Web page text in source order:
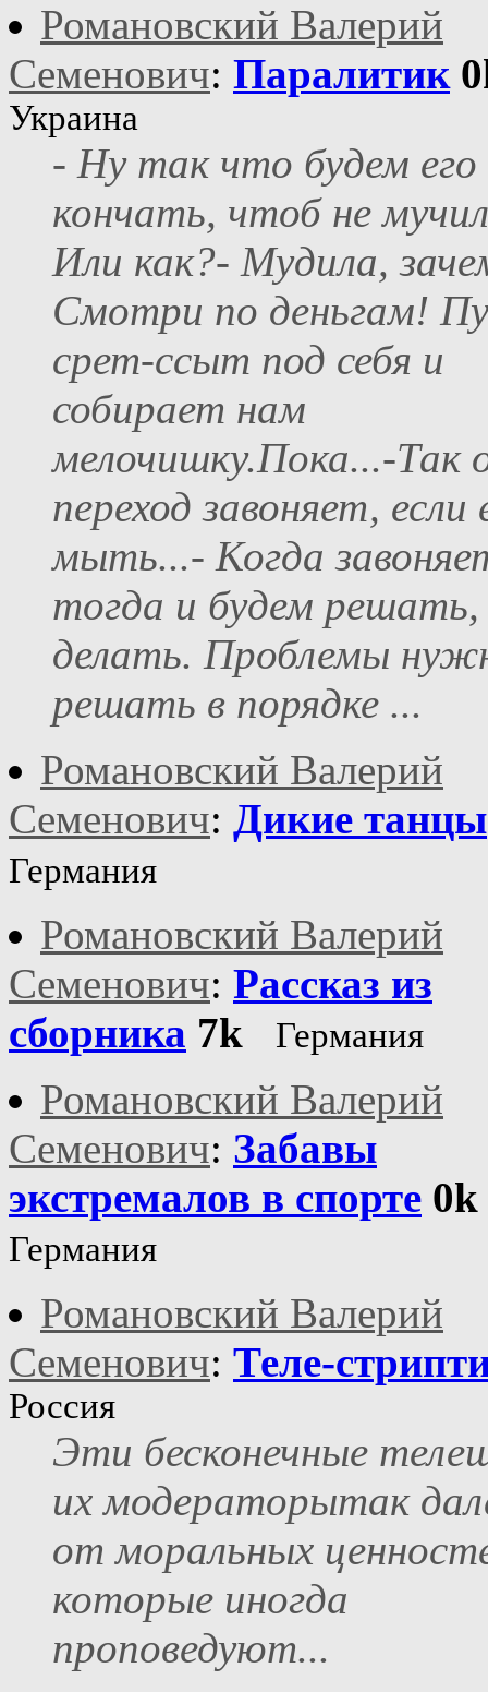
Романовский Валерий
Семенович: Паралитик
Украина
- Ну так что будем его
кончать, чтоб не
Или как?- Мудила,
Смотри по деньгам!
срет-ссыт под себя и
собирает нам
мелочишку.Пока...-Так
переход завоняет, если
мыть...- Когда
тогда и будем
делать. Проблемы
решать в порядке ...
Романовский Валерий
Семенович: Дикие танцы
Германия
Романовский Валерий
Семенович: Рассказ из
сборника 7k Германия
Романовский Валерий
Семенович: Забавы
экстремалов в спорте 0k
Германия
Романовский Валерий
Семенович: Теле-
Россия
Эти бесконечные
их модераторытак
от моральных
которые иногда
проповедуют...